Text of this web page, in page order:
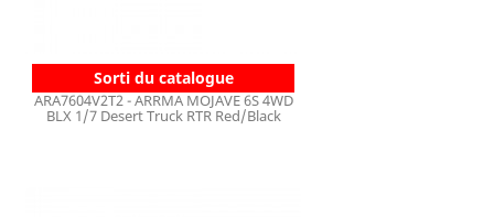
Sorti du catalogue
ARA7604V2T2 - ARRMA MOJAVE 6S 4WD
BLX 1/7 Desert Truck RTR Red/Black